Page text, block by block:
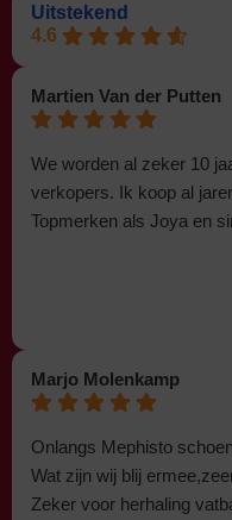
Uitstekend
4.6
Martien Van der Putten
We worden al zeker 10
verkopers. Ik koop al
Topmerken als Joya en
Marjo Molenkamp
Onlangs Mephisto
Wat zijn wij blij
Zeker voor herhaling